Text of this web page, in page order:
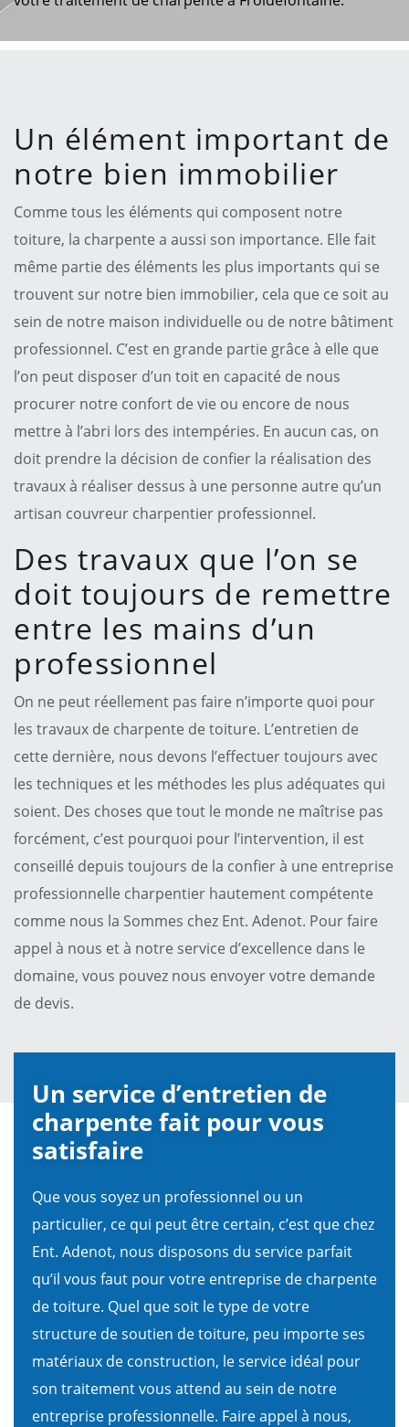
Un élément important de
notre bien immobilier
Comme tous les éléments qui composent notre
toiture, la charpente a aussi son importance. Elle fait
même partie des éléments les plus importants qui se
trouvent sur notre bien immobilier, cela que ce soit au
sein de notre maison individuelle ou de notre bâtiment
professionnel. C’est en grande partie grâce à elle que
l’on peut disposer d’un toit en capacité de nous
procurer notre confort de vie ou encore de nous
mettre à l’abri lors des intempéries. En aucun cas, on
doit prendre la décision de confier la réalisation des
travaux à réaliser dessus à une personne autre qu’un
artisan couvreur charpentier professionnel.
Des travaux que l’on se
doit toujours de remettre
entre les mains d’un
professionnel
On ne peut réellement pas faire n’importe quoi pour
les travaux de charpente de toiture. L’entretien de
cette dernière, nous devons l’effectuer toujours avec
les techniques et les méthodes les plus adéquates qui
soient. Des choses que tout le monde ne maîtrise pas
forcément, c’est pourquoi pour l’intervention, il est
conseillé depuis toujours de la confier à une entreprise
professionnelle charpentier hautement compétente
comme nous la Sommes chez Ent. Adenot. Pour faire
appel à nous et à notre service d’excellence dans le
domaine, vous pouvez nous envoyer votre demande
de devis.
Un service d’entretien de
charpente fait pour vous
satisfaire
Que vous soyez un professionnel ou un
particulier, ce qui peut être certain, c’est que chez
Ent. Adenot, nous disposons du service parfait
qu’il vous faut pour votre entreprise de charpente
de toiture. Quel que soit le type de votre
structure de soutien de toiture, peu importe ses
matériaux de construction, le service idéal pour
son traitement vous attend au sein de notre
entreprise professionnelle. Faire appel à nous,